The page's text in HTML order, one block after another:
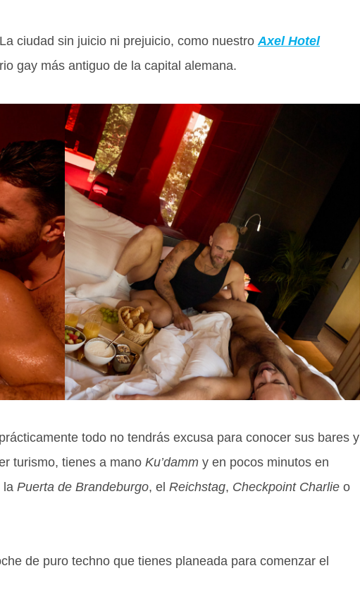
ciudad sin juicio ni prejuicio, como nuestro Axel Hotel
gay más antiguo de la capital alemana.
todo no tendrás excusa para conocer sus bares y
turismo, tienes a mano Ku’damm y en pocos minutos en
la Puerta de Brandeburgo, el Reichstag, Checkpoint Charlie o
de puro techno que tienes planeada para comenzar el